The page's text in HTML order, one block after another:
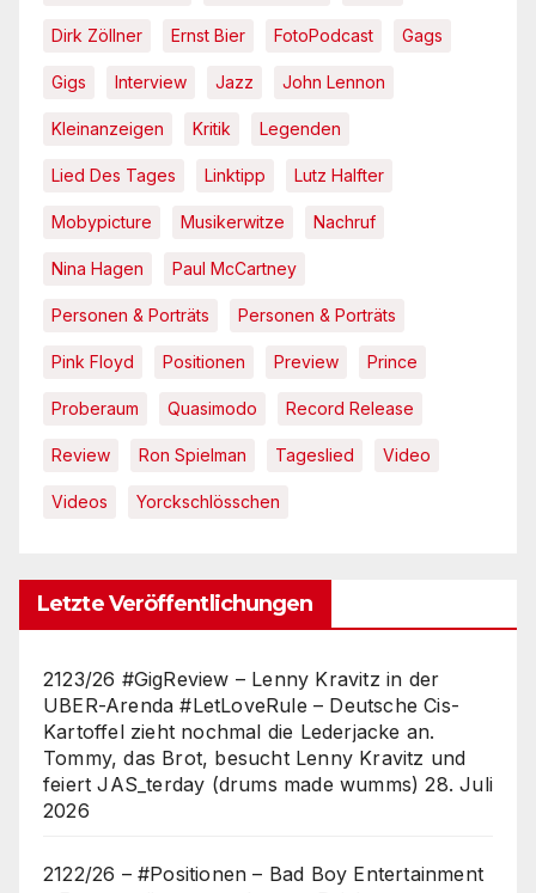
Dirk Zöllner Ernst Bier FotoPodcast Gags
Gigs Interview Jazz John Lennon
Kleinanzeigen Kritik Legenden
Lied Des Tages Linktipp Lutz Halfter
Mobypicture Musikerwitze Nachruf
Nina Hagen Paul McCartney
Personen & Porträts Personen & Porträts
Pink Floyd Positionen Preview Prince
Proberaum Quasimodo Record Release
Review Ron Spielman Tageslied Video
Videos Yorckschlösschen
Letzte Veröffentlichungen
2123/26 #GigReview – Lenny Kravitz in der
UBER-Arenda #LetLoveRule – Deutsche Cis-
Kartoffel zieht nochmal die Lederjacke an.
Tommy, das Brot, besucht Lenny Kravitz und
feiert JAS_terday (drums made wumms) 28. Juli
2026
2122/26 – #Positionen – Bad Boy Entertainment